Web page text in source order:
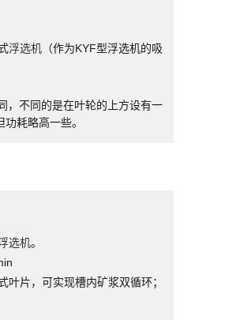
浮选机 （作为KYF型浮选机的吸
，不同的是在叶轮的上方设有一
耗略高一些。
选机。
叶片，可实现槽内矿浆双循环；